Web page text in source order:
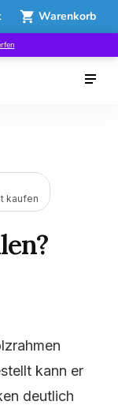
Warenkorb
kaufen
kann er
deutlich